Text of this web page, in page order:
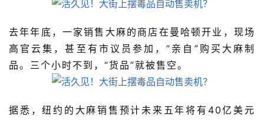
去年年底，一家销售大麻的商店在曼哈顿开业，现场
高官云集，甚至有市议员参加，“亲自”购买大麻制
品。三个小时不到，“货品”就被售空。
据悉，纽约的大麻销售预计未来五年将有40亿美元